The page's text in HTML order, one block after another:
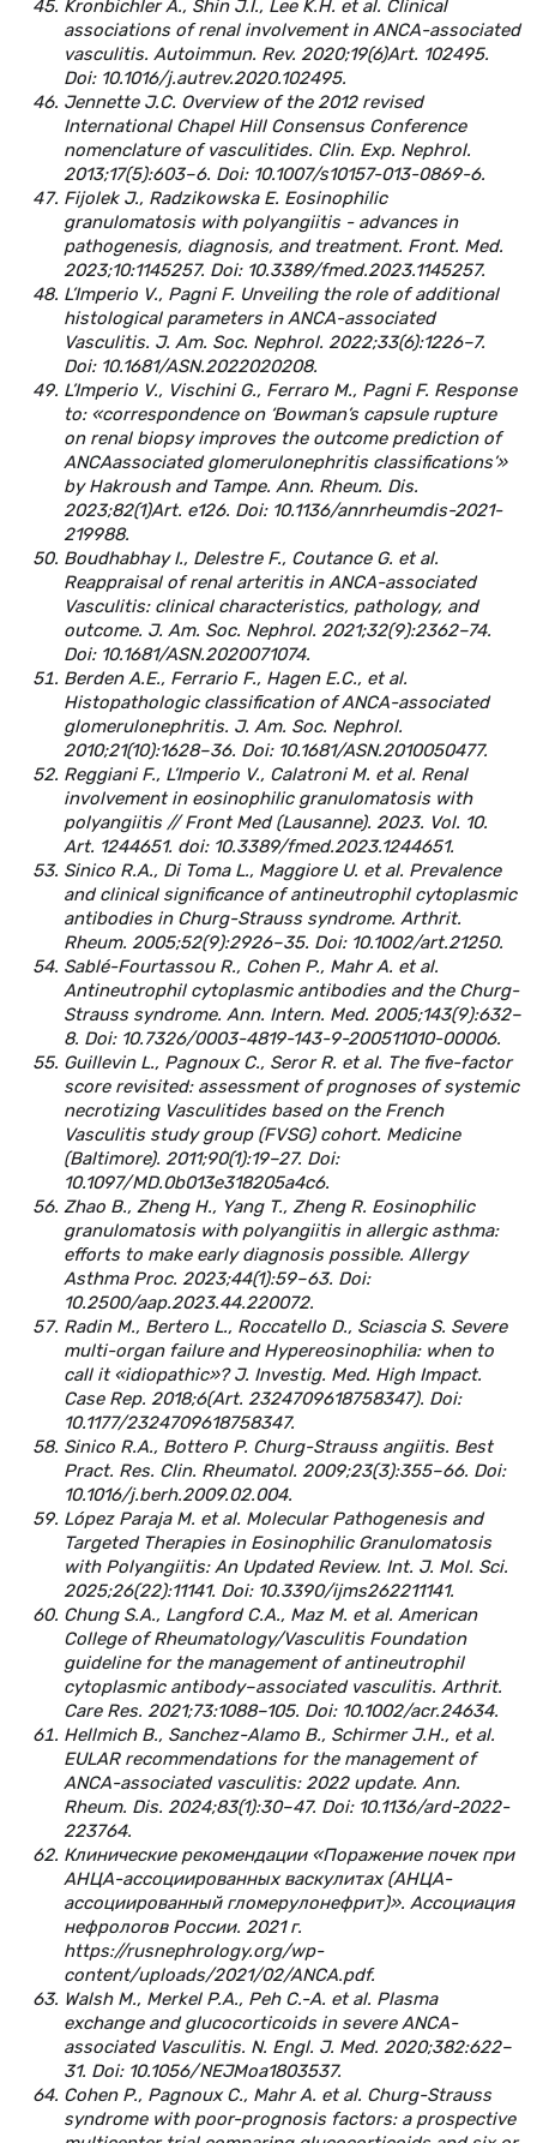
Kronbichler A., Shin J.I., Lee K.H. et al. Clinical
associations of renal involvement in ANCA-associated
vasculitis. Autoimmun. Rev. 2020;19(6)Art. 102495.
Doi: 10.1016/j.autrev.2020.102495.
Jennette J.C. Overview of the 2012 revised
International Chapel Hill Consensus Conference
nomenclature of vasculitides. Clin. Exp. Nephrol.
2013;17(5):603–6. Doi: 10.1007/s10157-013-0869-6.
Fijolek J., Radzikowska E. Eosinophilic
granulomatosis with polyangiitis - advances in
pathogenesis, diagnosis, and treatment. Front. Med.
2023;10:1145257. Doi: 10.3389/fmed.2023.1145257.
L’Imperio V., Pagni F. Unveiling the role of additional
histological parameters in ANCA-associated
Vasculitis. J. Am. Soc. Nephrol. 2022;33(6):1226–7.
Doi: 10.1681/ASN.2022020208.
L’Imperio V., Vischini G., Ferraro M., Pagni F. Response
to: «correspondence on ‘Bowman’s capsule rupture
on renal biopsy improves the outcome prediction of
ANCAassociated glomerulonephritis classifications’»
by Hakroush and Tampe. Ann. Rheum. Dis.
2023;82(1)Art. e126. Doi: 10.1136/annrheumdis-2021-
219988.
Boudhabhay I., Delestre F., Coutance G. et al.
Reappraisal of renal arteritis in ANCA-associated
Vasculitis: clinical characteristics, pathology, and
outcome. J. Am. Soc. Nephrol. 2021;32(9):2362–74.
Doi: 10.1681/ASN.2020071074.
Berden A.E., Ferrario F., Hagen E.C., et al.
Histopathologic classification of ANCA-associated
glomerulonephritis. J. Am. Soc. Nephrol.
2010;21(10):1628–36. Doi: 10.1681/ASN.2010050477.
Reggiani F., L’Imperio V., Calatroni M. et al. Renal
involvement in eosinophilic granulomatosis with
polyangiitis // Front Med (Lausanne). 2023. Vol. 10.
Art. 1244651. doi: 10.3389/fmed.2023.1244651.
Sinico R.A., Di Toma L., Maggiore U. et al. Prevalence
and clinical significance of antineutrophil cytoplasmic
antibodies in Churg-Strauss syndrome. Arthrit.
Rheum. 2005;52(9):2926–35. Doi: 10.1002/art.21250.
Sablé-Fourtassou R., Cohen P., Mahr A. et al.
Antineutrophil cytoplasmic antibodies and the Churg-
Strauss syndrome. Ann. Intern. Med. 2005;143(9):632–
8. Doi: 10.7326/0003-4819-143-9-200511010-00006.
Guillevin L., Pagnoux C., Seror R. et al. The five-factor
score revisited: assessment of prognoses of systemic
necrotizing Vasculitides based on the French
Vasculitis study group (FVSG) cohort. Medicine
(Baltimore). 2011;90(1):19–27. Doi:
10.1097/MD.0b013e318205a4c6.
Zhao B., Zheng H., Yang T., Zheng R. Eosinophilic
granulomatosis with polyangiitis in allergic asthma:
efforts to make early diagnosis possible. Allergy
Asthma Proc. 2023;44(1):59–63. Doi:
10.2500/aap.2023.44.220072.
Radin M., Bertero L., Roccatello D., Sciascia S. Severe
multi-organ failure and Hypereosinophilia: when to
call it «idiopathic»? J. Investig. Med. High Impact.
Case Rep. 2018;6(Art. 2324709618758347). Doi:
10.1177/2324709618758347.
Sinico R.A., Bottero P. Churg-Strauss angiitis. Best
Pract. Res. Clin. Rheumatol. 2009;23(3):355–66. Doi:
10.1016/j.berh.2009.02.004.
López Paraja M. et al. Molecular Pathogenesis and
Targeted Therapies in Eosinophilic Granulomatosis
with Polyangiitis: An Updated Review. Int. J. Mol. Sci.
2025;26(22):11141. Doi: 10.3390/ijms262211141.
Chung S.A., Langford C.A., Maz M. et al. American
College of Rheumatology/Vasculitis Foundation
guideline for the management of antineutrophil
cytoplasmic antibody–associated vasculitis. Arthrit.
Care Res. 2021;73:1088–105. Doi: 10.1002/acr.24634.
Hellmich B., Sanchez-Alamo B., Schirmer J.H., et al.
EULAR recommendations for the management of
ANCA-associated vasculitis: 2022 update. Ann.
Rheum. Dis. 2024;83(1):30–47. Doi: 10.1136/ard-2022-
223764.
Клинические рекомендации «Поражение почек при
АНЦА-ассоциированных васкулитах (АНЦА-
ассоциированный гломерулонефрит)». Ассоциация
нефрологов России. 2021 г.
https://rusnephrology.org/wp-
content/uploads/2021/02/ANCA.pdf.
Walsh M., Merkel P.A., Peh C.-A. et al. Plasma
exchange and glucocorticoids in severe ANCA-
associated Vasculitis. N. Engl. J. Med. 2020;382:622–
31. Doi: 10.1056/NEJMoa1803537.
Cohen P., Pagnoux C., Mahr A. et al. Churg-Strauss
syndrome with poor-prognosis factors: a prospective